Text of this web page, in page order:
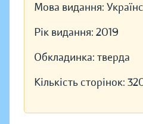
Мова видання:
Рік видання: 2019
Обкладинка: тверда
Кількість сторінок: